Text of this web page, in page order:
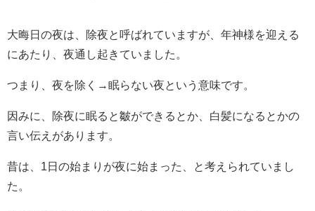
大晦日の夜は、除夜と呼ばれていますが、年神様を迎える
にあたり、夜通し起きていました。
つまり、夜を除く→眠らない夜という意味です。
因みに、除夜に眠ると皺ができるとか、白髪になるとかの
言い伝えがあります。
昔は、1日の始まりが夜に始まった、と考えられていまし
た。